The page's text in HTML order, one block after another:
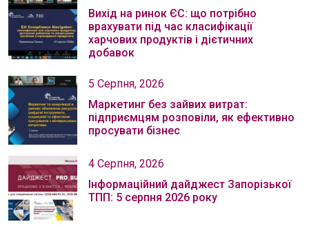
Вихід на ринок ЄС: що потрібно
врахувати під час класифікації
харчових продуктів і дієтичних
добавок
5 Серпня, 2026
Маркетинг без зайвих витрат:
підприємцям розповіли, як ефективно
просувати бізнес
4 Серпня, 2026
Інформаційний дайджест Запорізької
ТПП: 5 серпня 2026 року